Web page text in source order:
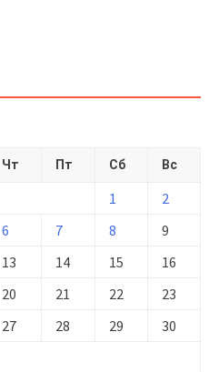
Чт Пт Сб Вс
1
2
6 7 8
9
13 14 15
16
20 21 22
23
27 28 29
30